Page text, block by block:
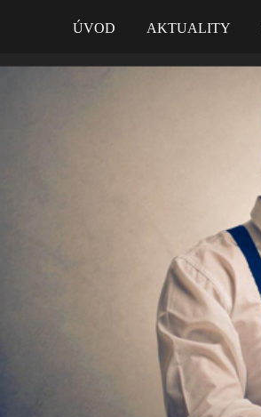
ÚVOD AKTUALITY